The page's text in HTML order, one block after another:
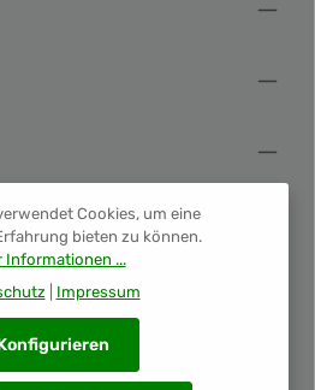
Cookies, um eine
bieten zu können.
Informationen ...
| Impressum